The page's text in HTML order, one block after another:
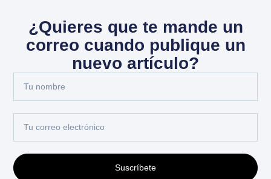
¿Quieres que te mande un
correo cuando publique un
nuevo artículo?
Suscríbete